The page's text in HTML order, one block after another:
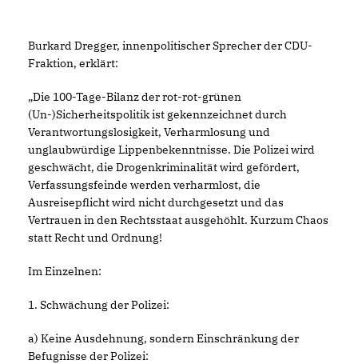
Burkard Dregger, innenpolitischer Sprecher der CDU-
Fraktion, erklärt:
Die 100-Tage-Bilanz der rot-rot-grünen
(Un-)Sicherheitspolitik ist gekennzeichnet durch
Verantwortungslosigkeit, Verharmlosung und
unglaubwürdige Lippenbekenntnisse. Die Polizei wird
geschwächt, die Drogenkriminalität wird gefördert,
Verfassungsfeinde werden verharmlost, die
Ausreisepflicht wird nicht durchgesetzt und das
Vertrauen in den Rechtsstaat ausgehöhlt. Kurzum Chaos
statt Recht und Ordnung!
Im Einzelnen:
1. Schwächung der Polizei:
a) Keine Ausdehnung, sondern Einschränkung der
Befugnisse der Polizei: